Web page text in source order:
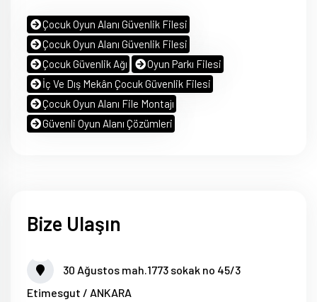
Çocuk Oyun Alanı Güvenlik Filesi
Çocuk Oyun Alanı Güvenlik Filesi
Çocuk Güvenlik Ağı
Oyun Parkı Filesi
İç Ve Dış Mekân Çocuk Güvenlik Filesi
Çocuk Oyun Alanı File Montajı
Güvenli Oyun Alanı Çözümleri
Bize Ulaşın
30 Ağustos mah.1773 sokak no 45/3
Etimesgut / ANKARA